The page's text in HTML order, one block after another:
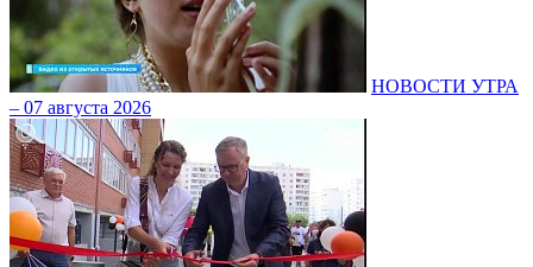
НОВОСТИ УТРА
– 07 августа 2026